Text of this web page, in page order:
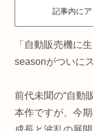
記事内に
「自動販売機に
seasonがついに
前代未聞の“自動
本作ですが、今